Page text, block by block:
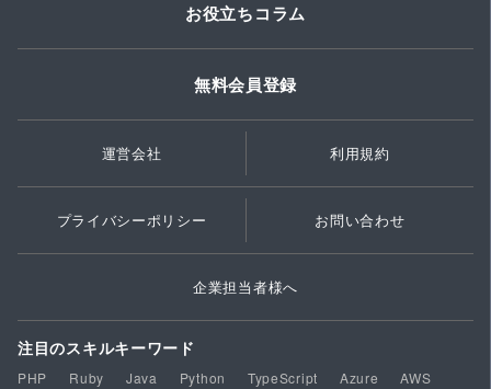
お役立ちコラム
無料会員登録
運営会社 利用規約
プライバシーポリシー お問い合わせ
企業担当者様へ
注目のスキルキーワード
PHP Ruby Java Python TypeScript Azure
AWS